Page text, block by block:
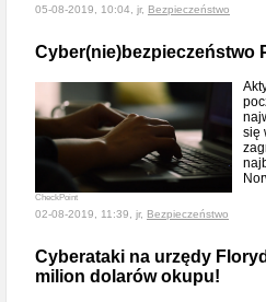
05-08-2019, 10:04, jr, Bezpieczeństwo
Cyber(nie)bezpieczeństwo
CheckPoint
się
02-08-2019, 11:39, jr, Bezpieczeństwo
Cyberataki na urzędy
milion dolarów okupu!